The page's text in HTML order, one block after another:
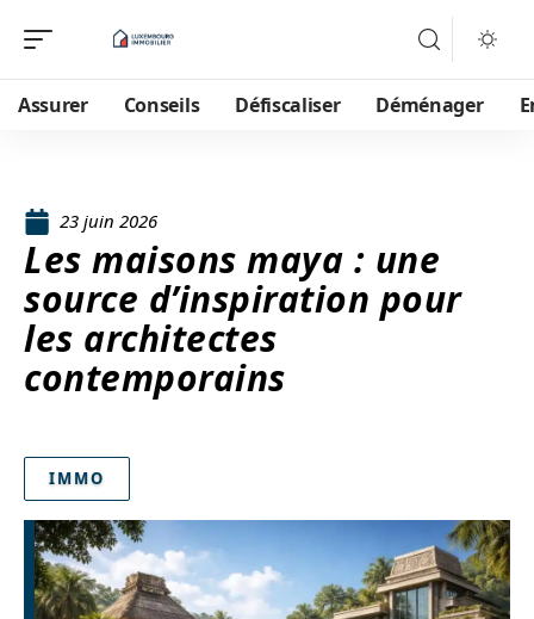
Assurer Conseils Défiscaliser Déménager
23 juin 2026
Les maisons maya : une
source d’inspiration pour
les architectes
contemporains
IMMO